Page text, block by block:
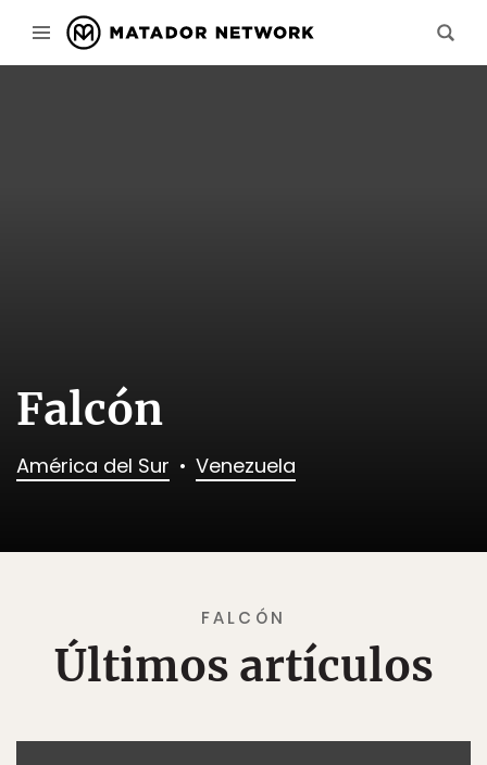
Falcón
América del Sur Venezuela
FALCÓN
Últimos artículos